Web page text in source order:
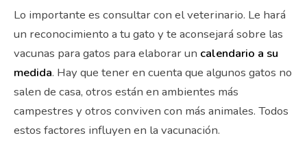
Lo importante es consultar con el veterinario. Le hará
un reconocimiento a tu gato y te aconsejará sobre las
vacunas para gatos para elaborar un calendario a su
medida. Hay que tener en cuenta que algunos gatos no
salen de casa, otros están en ambientes más
campestres y otros conviven con más animales. Todos
estos factores influyen en la vacunación.